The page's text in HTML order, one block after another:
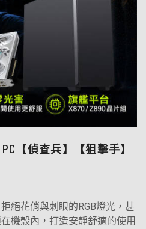
【偵查兵】【狙擊手】
絕花俏與刺眼的RGB燈光，甚
機殼內，打造安靜舒適的使用